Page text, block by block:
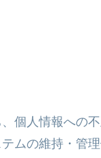
個人情報への
ムの維持・管